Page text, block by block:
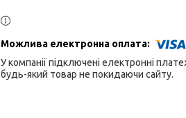
У компанії підключені електронні
будь-який товар не покидаючи сайту.